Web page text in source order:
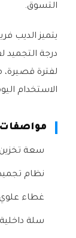
التسوق.
يتميز الديب
درجة التجميد
لفترة قصيرة،
الاستخدام
مواصفات
سعة تخزين
نظام
غطاء علوي
سلة